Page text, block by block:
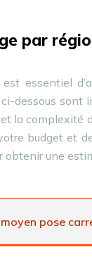
par
essentiel
dessous
la complexité
budget et
obtenir une
pose